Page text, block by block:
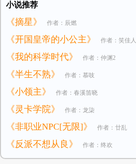
小说推荐
《摘星》 作者：辰燃
《开国皇帝的小公主》 作者：笑佳人
《我的科学时代》 作者：仲渊2
《半生不熟》 作者：慕吱
《小领主》 作者：春溪笛晓
《灵卡学院》 作者：龙柒
《非职业NPC[无限]》 作者：廿乱
《反派不想从良》 作者：终欢